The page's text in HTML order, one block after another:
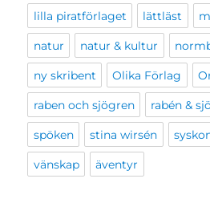
lilla piratförlaget lättläst
natur natur & kultur
ny skribent Olika Förlag
raben och sjögren rabén &
spöken stina wirsén
vänskap äventyr